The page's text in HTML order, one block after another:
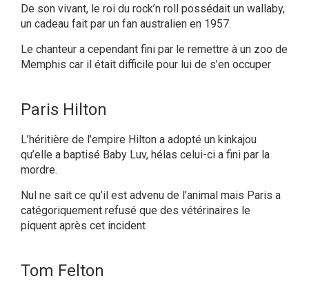
De son vivant, le roi du rock’n roll possédait un wallaby,
un cadeau fait par un fan australien en 1957.
Le chanteur a cependant fini par le remettre à un zoo de
Memphis car il était difficile pour lui de s’en occuper
Paris Hilton
L’héritière de l’empire Hilton a adopté un kinkajou
qu’elle a baptisé Baby Luv, hélas celui-ci a fini par la
mordre.
Nul ne sait ce qu’il est advenu de l’animal mais Paris a
catégoriquement refusé que des vétérinaires le
piquent après cet incident
Tom Felton